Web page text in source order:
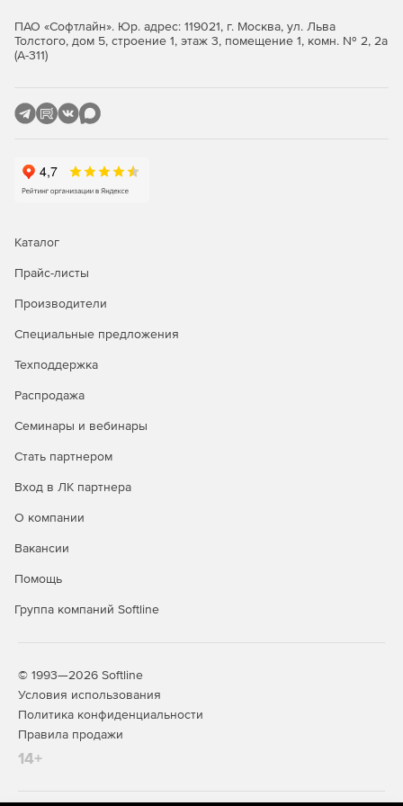
КОМПАС-3D позволяет осуществлять экспорт и импорт (с
возможностью последующего редактирования) данных
вставку компонентов из наиболее широкоиспользуемых
Благодаря работе с полигональными объектами (через
задачи реверс- инжиниринга.
Работа в 2D
инженеров, конструкторов.
проектирование для элементов: стена,
окно, дверь, перекрытие, колонна,
лестница. Позволяет оформлять и
ПАО «Софтлайн». Юр. адрес: 119021, г. Москва, ул. Льва
Толстого, дом 5, строение 1, этаж 3, помещение 1, комн. № 2, 2а
(А-311)
Каталог
Прайс-листы
Производители
Специальные предложения
Техподдержка
Распродажа
Семинары и вебинары
Стать партнером
Вход в ЛК партнера
О компании
Вакансии
Помощь
Группа компаний Softline
© 1993—2026 Softline
Условия использования
Политика конфиденциальности
Правила продажи
14+